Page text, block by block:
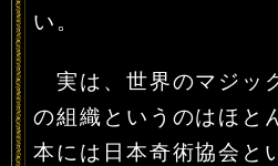
い。
実は、世界のマジッ
の組織というのはほと
本には日本奇術協会と